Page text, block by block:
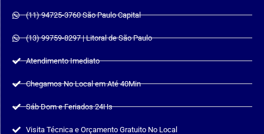
(11) 94725-3760 São Paulo Capital
(13) 99759-8297 | Litoral de São Paulo
Atendimento Imediato
Chegamos No Local em Até 40Min
Sáb Dom e Feriados 24Hs
Visita Técnica e Orçamento Gratuito No Local